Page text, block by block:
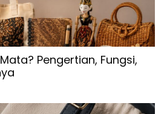
Pengertian, Fungsi,